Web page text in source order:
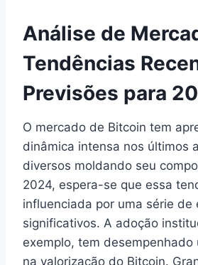
Análise de
Tendências
Previsões para
O mercado de Bitcoin tem
dinâmica intensa nos últimos
diversos moldando seu
2024, espera-se que essa
influenciada por uma série de
significativos. A adoção
exemplo, tem desempenhado
na valorização do Bitcoin.